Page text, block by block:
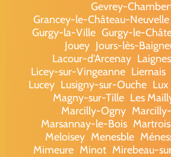
Gevrey-
Grancey-le-Château-Neuvelle
Gurgy-la-Ville Gurgy-le-
Jouey Jours-lès-
Lacour-d'Arcenay Laignes
Licey-sur-Vingeanne Liernais
Lucey Lusigny-sur-Ouche Lux
Magny-sur-Tille Les
Marcilly-Ogny
Marsannay-le-Bois Martrois
Meloisey Menesble
Mimeure Minot Mirebeau-